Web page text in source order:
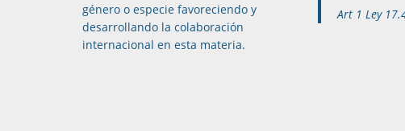
género o especie favoreciendo y
desarrollando la colaboración
internacional en esta materia.
Art 1 Ley